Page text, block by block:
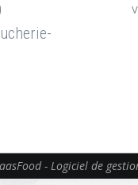
- Logiciel de